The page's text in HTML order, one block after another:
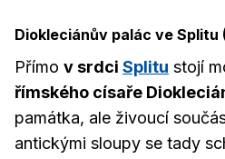
Diokleciánův palác ve Splitu
Přímo v srdci Splitu stojí
římského císaře
památka, ale živoucí
antickými sloupy se tady